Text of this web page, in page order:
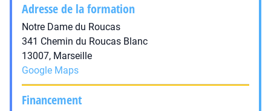
Adresse de la formation
Notre Dame du Roucas
341 Chemin du Roucas Blanc
13007, Marseille
Google Maps
Financement